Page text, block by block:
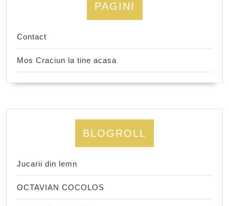
PAGINI
Contact
Mos Craciun la tine acasa
BLOGROLL
Jucarii din lemn
OCTAVIAN COCOLOS